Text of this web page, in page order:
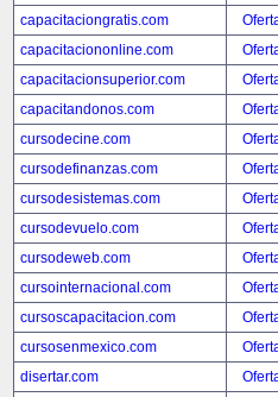
capacitaciongratis.com
capacitaciononline.com
capacitacionsuperior.com
capacitandonos.com
cursodecine.com
cursodefinanzas.com
cursodesistemas.com
cursodevuelo.com
cursodeweb.com
cursointernacional.com
cursoscapacitacion.com
cursosenmexico.com
disertar.com